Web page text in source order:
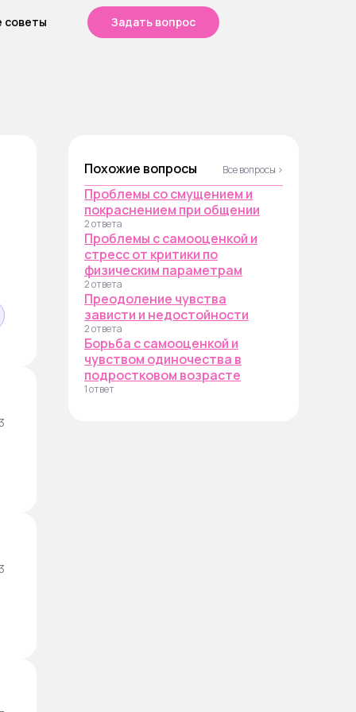
советы Задать вопрос
Похожие вопросы Все вопросы ›
Проблемы со смущением и
покраснением при общении
2 ответа
Проблемы с самооценкой и
стресс от критики по
физическим параметрам
2 ответа
Преодоление чувства
зависти и недостойности
2 ответа
Борьба с самооценкой и
чувством одиночества в
подростковом возрасте
1 ответ